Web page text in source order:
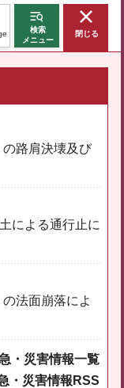
検索
メニュー
閉じる
路肩決壊及び
による通行止に
法面崩落によ
・災害情報一覧
・災害情報RSS